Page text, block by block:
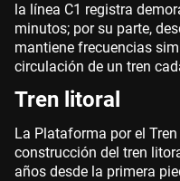
la línea C1 registra
minutos; por su parte,
mantiene frecuencias
circulación de un tren
Tren litoral
La Plataforma por el
construcción del tren
años desde la primera